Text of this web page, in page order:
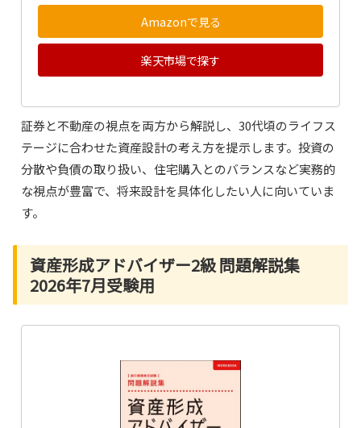
Amazonで見る
楽天市場で探す
証券と不動産の視点を両方から解説し、30代頃のライフス
テージに合わせた資産設計の考え方を提示します。投資の
分散や負債の取り扱い、住宅購入とのバランスなど実務的
な視点が豊富で、将来設計を具体化したい人に向いていま
す。
資産形成アドバイザー2級 問題解説集
2026年7月受験用